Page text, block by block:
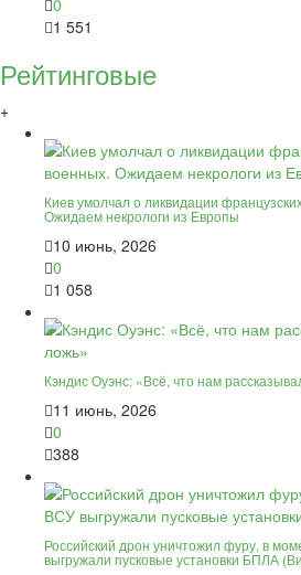
1 551
Рейтинговые
+
Киев умолчал о ликвидации
Ожидаем некрологи из Европы
10 июнь, 2026
0
1 058
Кэндис Оуэнс: «Всё, что нам
11 июнь, 2026
0
388
Российский дрон уничтожил фуру, в
выгружали пусковые установки БПЛА